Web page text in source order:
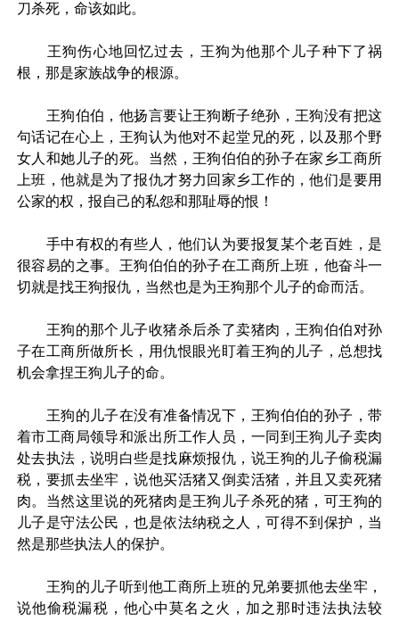
刀杀死，命该如此。
王狗伤心地回忆过去，王狗为他那个儿子种下了祸
根，那是家族战争的根源。
王狗伯伯，他扬言要让王狗断子绝孙，王狗没有把这
句话记在心上，王狗认为他对不起堂兄的死，以及那个野
女人和她儿子的死。当然，王狗伯伯的孙子在家乡工商所
上班，他就是为了报仇才努力回家乡工作的，他们是要用
公家的权，报自己的私怨和那耻辱的恨！
手中有权的有些人，他们认为要报复某个老百姓，是
很容易的之事。王狗伯伯的孙子在工商所上班，他奋斗一
切就是找王狗报仇，当然也是为王狗那个儿子的命而活。
王狗的那个儿子收猪杀后杀了卖猪肉，王狗伯伯对孙
子在工商所做所长，用仇恨眼光盯着王狗的儿子，总想找
机会拿捏王狗儿子的命。
王狗的儿子在没有准备情况下，王狗伯伯的孙子，带
着市工商局领导和派出所工作人员，一同到王狗儿子卖肉
处去执法，说明白些是找麻烦报仇，说王狗的儿子偷税漏
税，要抓去坐牢，说他买活猪又倒卖活猪，并且又卖死猪
肉。当然这里说的死猪肉是王狗儿子杀死的猪，可王狗的
儿子是守法公民，也是依法纳税之人，可得不到保护，当
然是那些执法人的保护。
王狗的儿子听到他工商所上班的兄弟要抓他去坐牢，
说他偷税漏税，他心中莫名之火，加之那时违法执法较